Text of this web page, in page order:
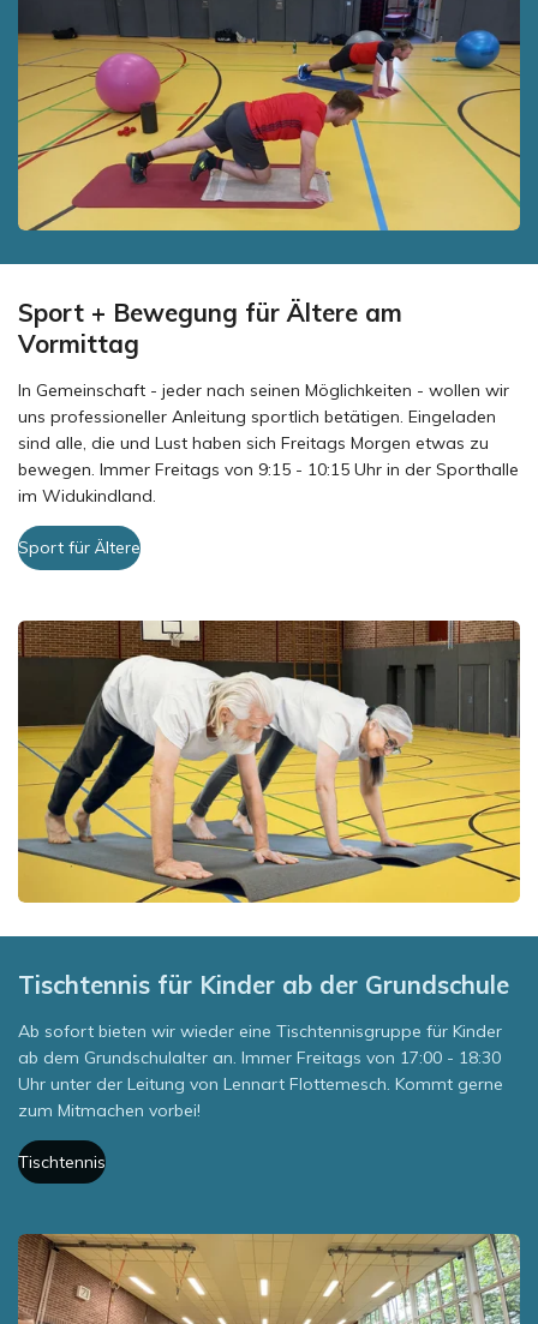
Sport + Bewegung für Ältere am
Vormittag
In Gemeinschaft - jeder nach seinen Möglichkeiten - wollen wir
uns professioneller Anleitung sportlich betätigen. Eingeladen
sind alle, die und Lust haben sich Freitags Morgen etwas zu
bewegen. Immer Freitags von 9:15 - 10:15 Uhr in der Sporthalle
im Widukindland.
Sport für Ältere
Tischtennis für Kinder ab der Grundschule
Ab sofort bieten wir wieder eine Tischtennisgruppe für Kinder
ab dem Grundschulalter an. Immer Freitags von 17:00 - 18:30
Uhr unter der Leitung von Lennart Flottemesch. Kommt gerne
zum Mitmachen vorbei!
Tischtennis